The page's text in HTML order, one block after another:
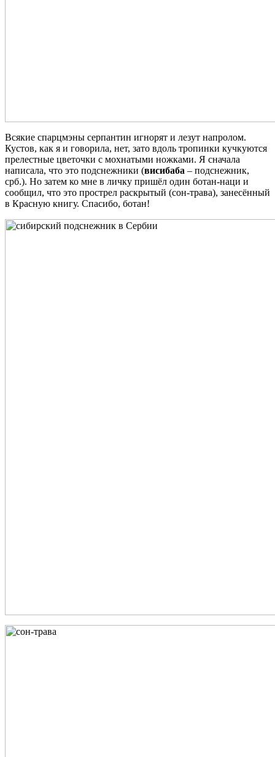
Всякие спарцмэны серпантин игнорят и лезут напролом.
Кустов, как я и говорила, нет, зато вдоль тропинки кучкуются
прелестные цветочки с мохнатыми ножками. Я сначала
написала, что это подснежники (висибаба – подснежник,
срб.). Но затем ко мне в личку пришёл один ботан-наци и
сообщил, что это прострел раскрытый (сон-трава), занесённый
в Красную книгу. Спасибо, ботан!